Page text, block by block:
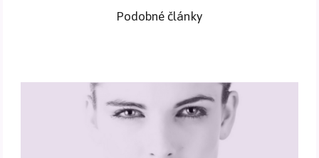
Podobné články